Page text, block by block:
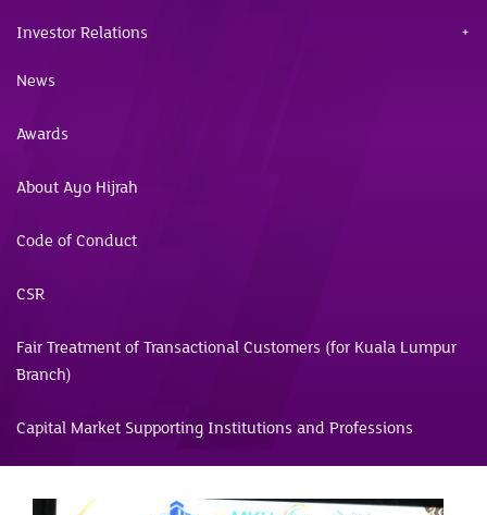
Investor Relations
News
Awards
About Ayo Hijrah
Code of Conduct
CSR
Fair Treatment of Transactional Customers (for Kuala Lumpur
Branch)
Capital Market Supporting Institutions and Professions